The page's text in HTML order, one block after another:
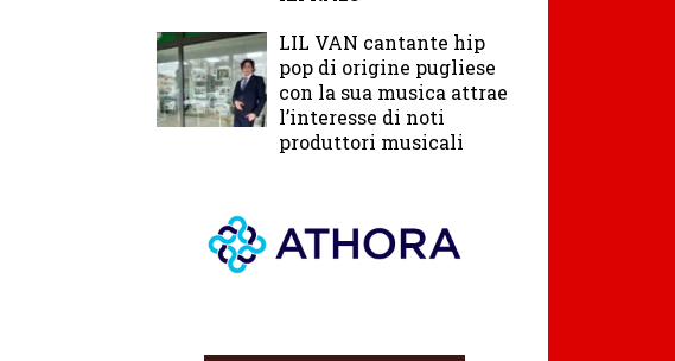
LIL VAN cantante hip
pop di origine pugliese
con la sua musica attrae
l’interesse di noti
produttori musicali